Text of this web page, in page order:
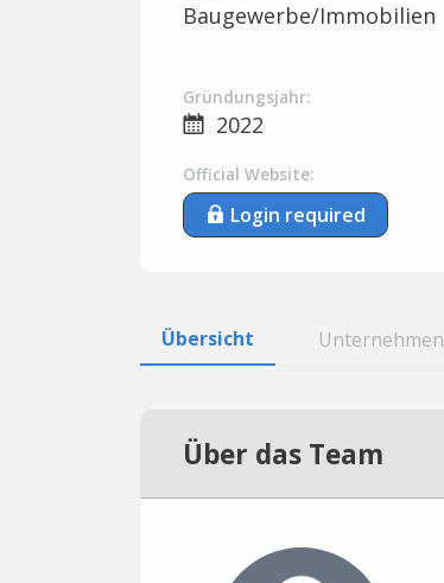
Baugewerbe/Immobilien
Gründungsjahr:
2022
Official Website:
Login required
Übersicht Unternehmen
Über das Team